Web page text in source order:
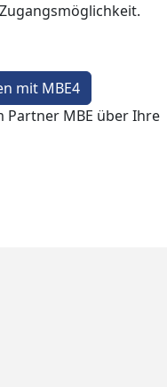
mit MBE4
Partner MBE über Ihre